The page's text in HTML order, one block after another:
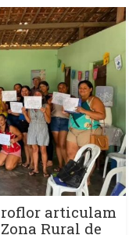
articulam
Rural de